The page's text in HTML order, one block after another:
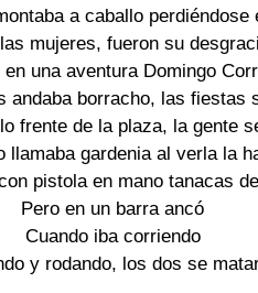
a caballo perdiéndose
mujeres, fueron su
una aventura Domingo
andaba borracho, las fiestas
frente de la plaza, la gente
llamaba gardenia al verla la
pistola en mano tanacas
Pero en un barra ancó
Cuando iba corriendo
y rodando, los dos se